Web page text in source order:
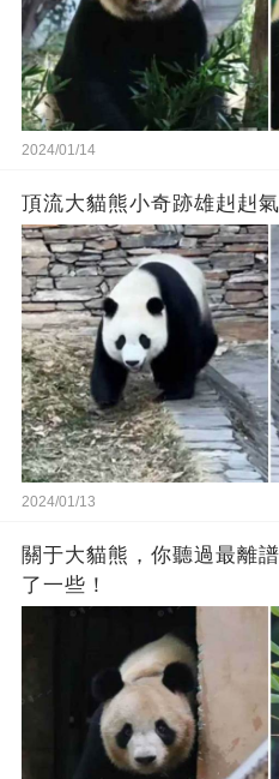
2024/01/14
頂流大貓熊小奇跡雄赳赳
2024/01/13
關于大貓熊，你聽過最離
了一些！